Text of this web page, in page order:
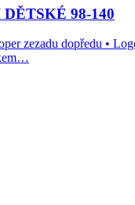
98-140
zezadu dopředu •